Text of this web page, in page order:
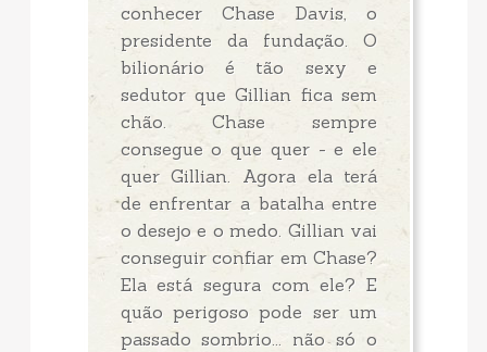
conhecer Chase Davis, o
presidente da fundação. O
bilionário é tão sexy e
sedutor que Gillian fica sem
chão. Chase sempre
consegue o que quer - e ele
quer Gillian. Agora ela terá
de enfrentar a batalha entre
o desejo e o medo. Gillian vai
conseguir confiar em Chase?
Ela está segura com ele? E
quão perigoso pode ser um
passado sombrio... não só o